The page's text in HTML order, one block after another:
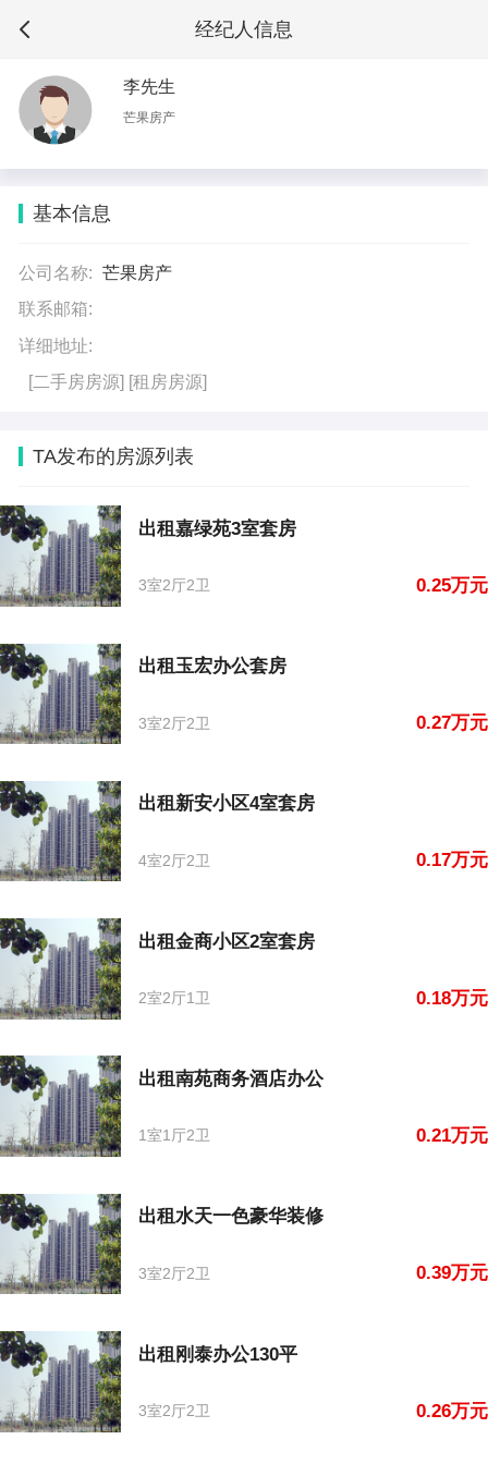
经纪人信息
李先生
芒果房产
基本信息
公司名称: 芒果房产
联系邮箱:
详细地址:
[二手房房源] [租房房源]
TA发布的房源列表
出租嘉绿苑3室套房
3室2厅2卫 0.25万元
出租玉宏办公套房
3室2厅2卫 0.27万元
出租新安小区4室套房
4室2厅2卫 0.17万元
出租金商小区2室套房
2室2厅1卫 0.18万元
出租南苑商务酒店办公
1室1厅2卫 0.21万元
出租水天一色豪华装修
3室2厅2卫 0.39万元
出租刚泰办公130平
3室2厅2卫 0.26万元